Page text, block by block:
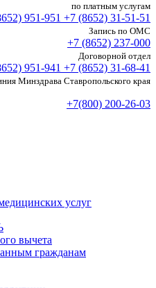
по платным услугам
951-951 +7 (8652) 31-51-51
Запись по ОМС
+7 (8652) 237-000
Договорной отдел
951-941 +7 (8652) 31-68-41
Минздрава Ставропольского края
+7(800) 200-26-03
услуг
вычета
гражданам